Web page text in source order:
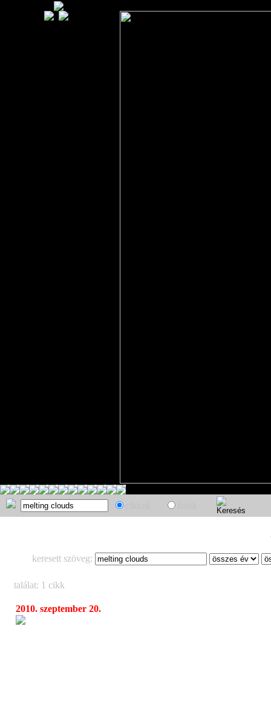
keresett szöveg:
találat: 1 cikk
2010. szeptember 20.